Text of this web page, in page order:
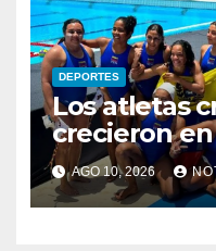
DEPORTES
Los atletas
crecieron en
AGO 10, 2026